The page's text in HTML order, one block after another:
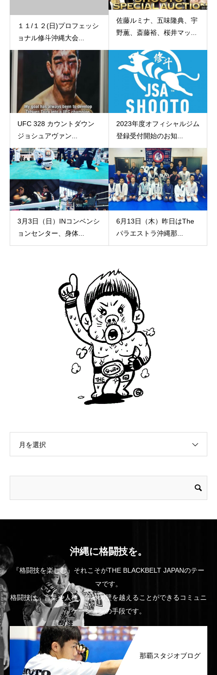
１１/１２(日)プロフェッシ
ョナル修斗沖縄大会...
佐藤ルミナ、五味隆典、宇
野薫、斎藤裕、桜井マッ...
UFC 328 カウントダウン
ジョシュアヴァン...
2023年度オフィシャルジム
登録受付開始のお知...
3月3日（日）INコンベンシ
ョンセンター、身体...
6月13日（木）昨日はThe
パラエストラ沖縄那...
月を選択
沖縄に格闘技を。
『格闘技を楽しむ』それこそがTHE BLACKBELT JAPANのテー
マです。
格闘技は、言葉や人種、年齢の壁を越えることができるコミュニ
ケーションの手段です。
那覇スタジオブログ